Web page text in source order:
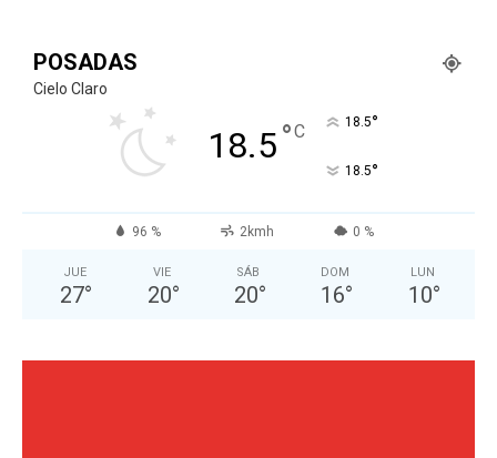
POSADAS
Cielo Claro
18.5°C 18.5°
18.5°
96 % 2kmh 0 %
JUE
27°
VIE
20°
SÁB
20°
DOM
16°
LUN
10°